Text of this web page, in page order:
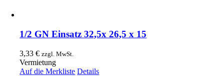
1/2 GN Einsatz 32,5x 26,5 x 15
3,33€ zzgl. MwSt.
Vermietung
Auf die Merkliste Details